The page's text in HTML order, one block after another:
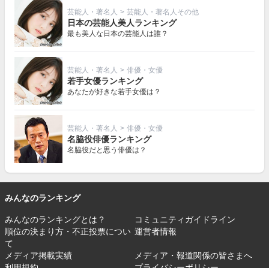
芸能人・著名人 > 芸能人・著名人その他
日本の芸能人美人ランキング
最も美人な日本の芸能人は誰？
芸能人・著名人 > 俳優・女優
若手女優ランキング
あなたが好きな若手女優は？
芸能人・著名人 > 俳優・女優
名脇役俳優ランキング
名脇役だと思う俳優は？
みんなのランキング
みんなのランキングとは？
コミュニティガイドライン
順位の決まり方・不正投票につい
て
運営者情報
メディア掲載実績
メディア・報道関係の皆さまへ